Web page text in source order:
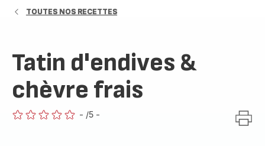
TOUTES NOS RECETTES
Tatin d'endives &
chèvre frais
- /5 -